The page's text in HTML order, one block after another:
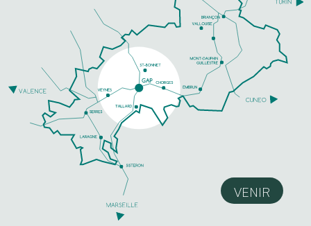
VENIR